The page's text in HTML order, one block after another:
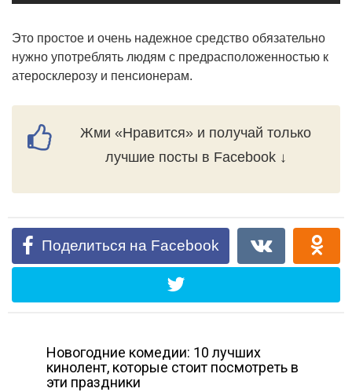
Это простое и очень надежное средство обязательно
нужно употреблять людям с предрасположенностью к
атеросклерозу и пенсионерам.
Жми «Нравится» и получай только
лучшие посты в Facebook ↓
Поделиться на Facebook
Новогодние комедии: 10 лучших
кинолент, которые стоит посмотреть в
эти праздники